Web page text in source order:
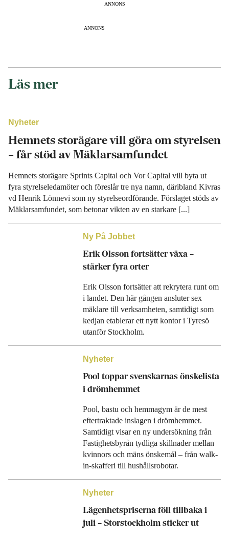
ANNONS
ANNONS
Läs mer
Nyheter
Hemnets storägare vill göra om styrelsen
– får stöd av Mäklarsamfundet
Hemnets storägare Sprints Capital och Vor Capital vill byta ut
fyra styrelseledamöter och föreslår tre nya namn, däribland Kivras
vd Henrik Lönnevi som ny styrelseordförande. Förslaget stöds av
Mäklarsamfundet, som betonar vikten av en starkare [...]
Ny På Jobbet
Erik Olsson fortsätter växa –
stärker fyra orter
Erik Olsson fortsätter att rekrytera runt om
i landet. Den här gången ansluter sex
mäklare till verksamheten, samtidigt som
kedjan etablerar ett nytt kontor i Tyresö
utanför Stockholm.
Nyheter
Pool toppar svenskarnas önskelista
i drömhemmet
Pool, bastu och hemmagym är de mest
eftertraktade inslagen i drömhemmet.
Samtidigt visar en ny undersökning från
Fastighetsbyrån tydliga skillnader mellan
kvinnors och mäns önskemål – från walk-
in-skafferi till hushållsrobotar.
Nyheter
Lägenhetspriserna föll tillbaka i
juli – Storstockholm sticker ut